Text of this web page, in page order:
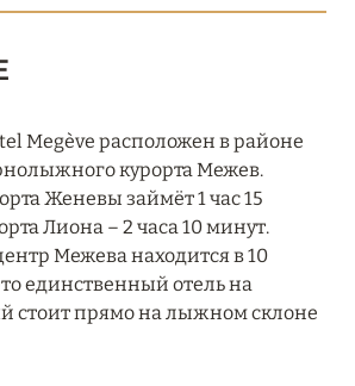
Val d’Isère
Megève
d'Or
Megève расположен в районе
курорта Межев.
Женевы займёт 1 час 15
Лиона – 2 часа 10 минут.
Межева находится в 10
единственный отель на
стоит прямо на лыжном склоне